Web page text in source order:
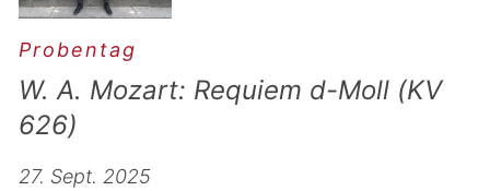
Probentag
W. A. Mozart: Requiem d-Moll (KV
626)
27. Sept. 2025